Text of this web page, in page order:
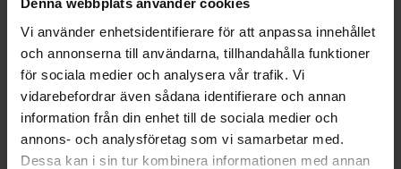
Vi använder enhetsidentifierare för att anpassa innehållet
och annonserna till användarna, tillhandahålla funktioner
för sociala medier och analysera vår trafik. Vi
vidarebefordrar även sådana identifierare och annan
information från din enhet till de sociala medier och
annons- och analysföretag som vi samarbetar med.
Dessa kan i sin tur kombinera informationen med annan
vägen för den som vill nå fram till
toppcheferna?
Kommunikation
Text:Fredrik Kullberg
Publicerad2026-08-07